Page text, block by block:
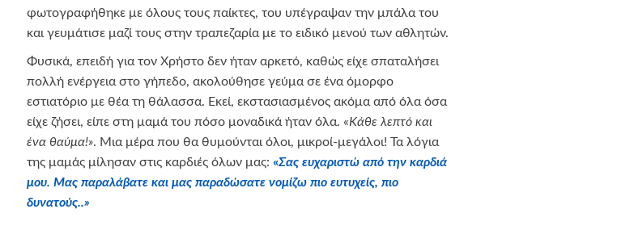
φωτογραφήθηκε με όλους τους παίκτες, του υπέγραψαν την μπάλα του
και γευμάτισε μαζί τους στην τραπεζαρία με το ειδικό μενού των αθλητών.
Φυσικά, επειδή για τον Χρήστο δεν ήταν αρκετό, καθώς είχε σπαταλήσει
πολλή ενέργεια στο γήπεδο, ακολούθησε γεύμα σε ένα όμορφο
εστιατόριο με θέα τη θάλασσα. Εκεί, εκστασιασμένος ακόμα από όλα όσα
είχε ζήσει, είπε στη μαμά του πόσο μοναδικά ήταν όλα. «Κάθε λεπτό και
ένα θαύμα!». Μια μέρα που θα θυμούνται όλοι, μικροί-μεγάλοι! Τα λόγια
της μαμάς μίλησαν στις καρδιές όλων μας: «Σας ευχαριστώ από την καρδιά
μου. Μας παραλάβατε και μας παραδώσατε νομίζω πιο ευτυχείς, πιο
δυνατούς..»